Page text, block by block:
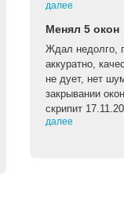
далее
Менял 5 окон
Ждал недолго,
аккуратно,
не дует, нет
закрывании
скрипит
далее